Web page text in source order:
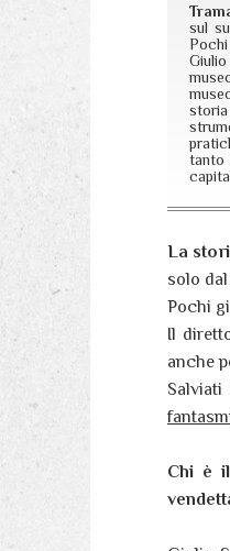
sul
storia
tanto
La
solo
Pochi
Il
anche
Chi è